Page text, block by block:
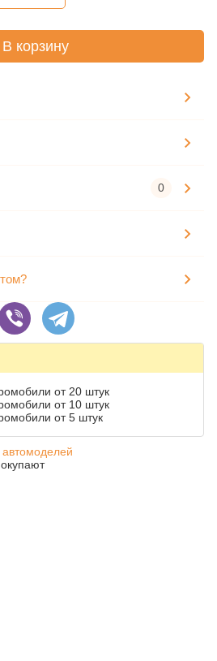
В корзину
0
от 20 штук
от 10 штук
от 5 штук